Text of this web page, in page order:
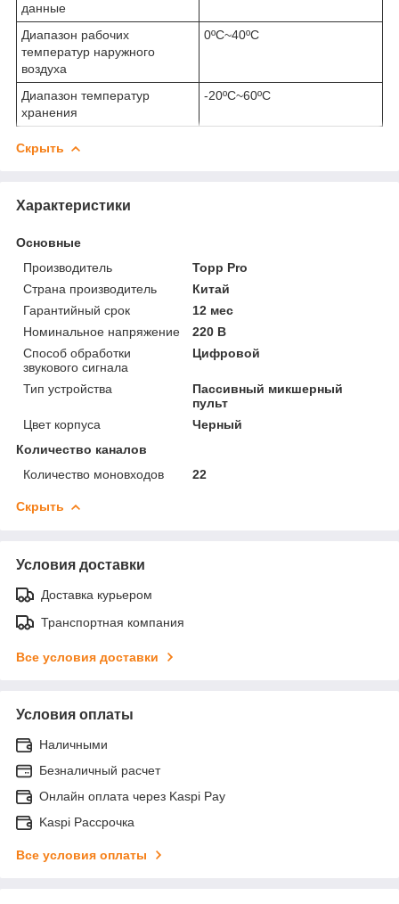
данные
Диапазон рабочих
температур наружного
воздуха
0ºС~40ºС
Диапазон температур
хранения
-20ºС~60ºС
Скрыть
Характеристики
Основные
Производитель
Topp Pro
Страна производитель
Китай
Гарантийный срок
12 мес
Номинальное напряжение
220 В
Способ обработки
звукового сигнала
Цифровой
Тип устройства
Пассивный микшерный
пульт
Цвет корпуса
Черный
Количество каналов
Количество моновходов
22
Скрыть
Условия доставки
Доставка курьером
Транспортная компания
Все условия доставки
Условия оплаты
Наличными
Безналичный расчет
Онлайн оплата через Kaspi Pay
Kaspi Рассрочка
Все условия оплаты